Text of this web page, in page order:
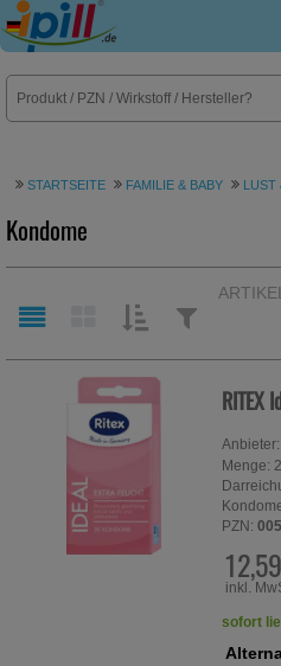
E-Rezept
STARTSEITE FAMILIE & BABY LUST
Kondome
SORTIEREN
NACH:
FILTERN
RITEX
Anbieter:
Menge:
PZN:
inkl.
sofort